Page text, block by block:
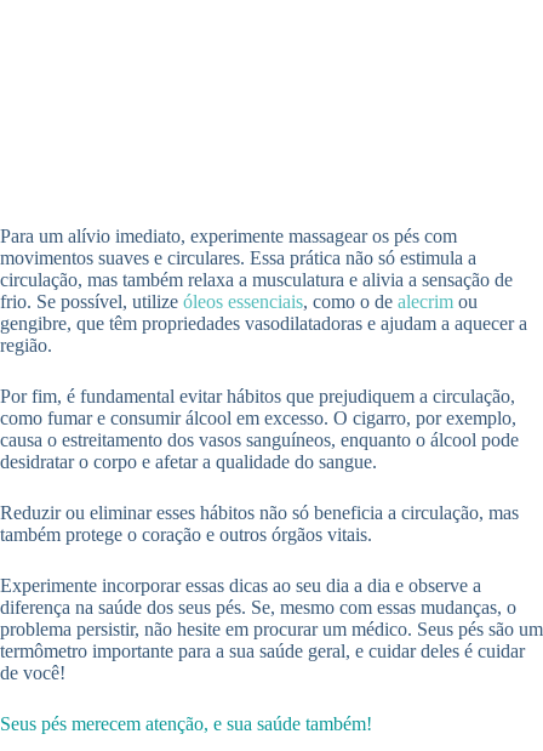
Para um alívio imediato, experimente massagear os pés com
movimentos suaves e circulares. Essa prática não só estimula a
circulação, mas também relaxa a musculatura e alivia a sensação de
frio. Se possível, utilize óleos essenciais, como o de alecrim ou
gengibre, que têm propriedades vasodilatadoras e ajudam a aquecer a
região.
Por fim, é fundamental evitar hábitos que prejudiquem a circulação,
como fumar e consumir álcool em excesso. O cigarro, por exemplo,
causa o estreitamento dos vasos sanguíneos, enquanto o álcool pode
desidratar o corpo e afetar a qualidade do sangue.
Reduzir ou eliminar esses hábitos não só beneficia a circulação, mas
também protege o coração e outros órgãos vitais.
Experimente incorporar essas dicas ao seu dia a dia e observe a
diferença na saúde dos seus pés. Se, mesmo com essas mudanças, o
problema persistir, não hesite em procurar um médico. Seus pés são um
termômetro importante para a sua saúde geral, e cuidar deles é cuidar
de você!
Seus pés merecem atenção, e sua saúde também!